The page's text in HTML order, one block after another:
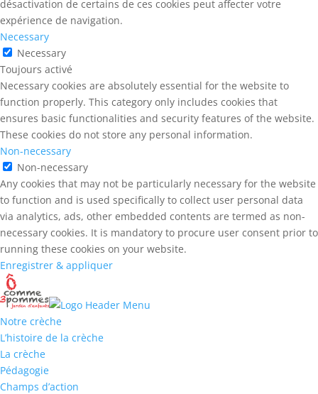
désactivation de certains de ces cookies peut affecter votre
expérience de navigation.
Necessary
Necessary
Toujours activé
Necessary cookies are absolutely essential for the website to
function properly. This category only includes cookies that
ensures basic functionalities and security features of the website.
These cookies do not store any personal information.
Non-necessary
Non-necessary
Any cookies that may not be particularly necessary for the website
to function and is used specifically to collect user personal data
via analytics, ads, other embedded contents are termed as non-
necessary cookies. It is mandatory to procure user consent prior to
running these cookies on your website.
Enregistrer & appliquer
Notre crèche
L’histoire de la crèche
La crèche
Pédagogie
Champs d’action